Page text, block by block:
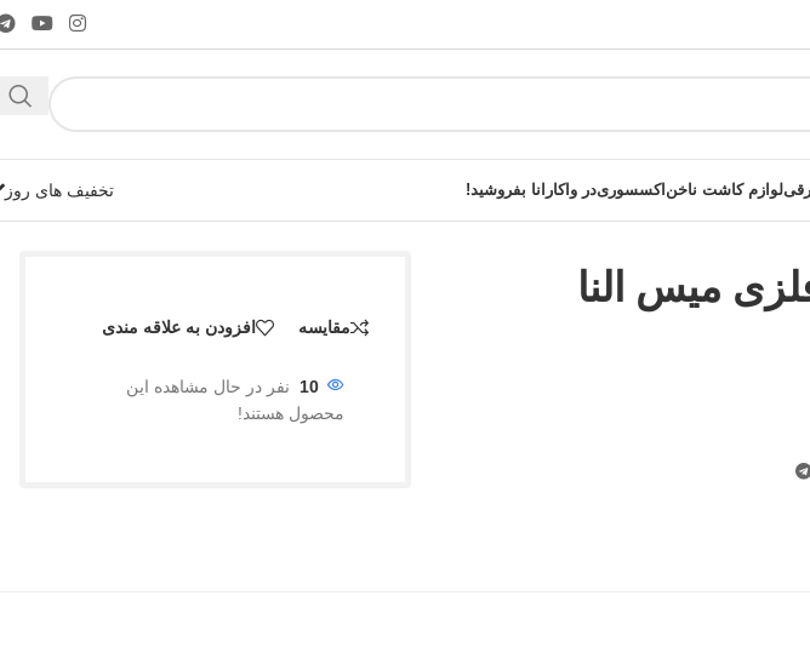
امروز از تخفیفات ویژه بهرمند شوید!
لوازم کاشت ناخن اکسسوریدر واکارانا بفروشید!
تخفیف های روز
میس النا
مقایسه افزودن به علاقه مندی
10
نفر در حال مشاهده این
محصول هستند!